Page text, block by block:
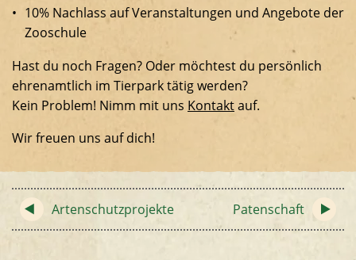
10% Nachlass auf Veranstaltungen und Angebote der
Zooschule
Hast du noch Fragen? Oder möchtest du persönlich
ehrenamtlich im Tierpark tätig werden?
Kein Problem! Nimm mit uns Kontaktauf.
Wir freuen uns auf dich!
Artenschutzprojekte Patenschaft